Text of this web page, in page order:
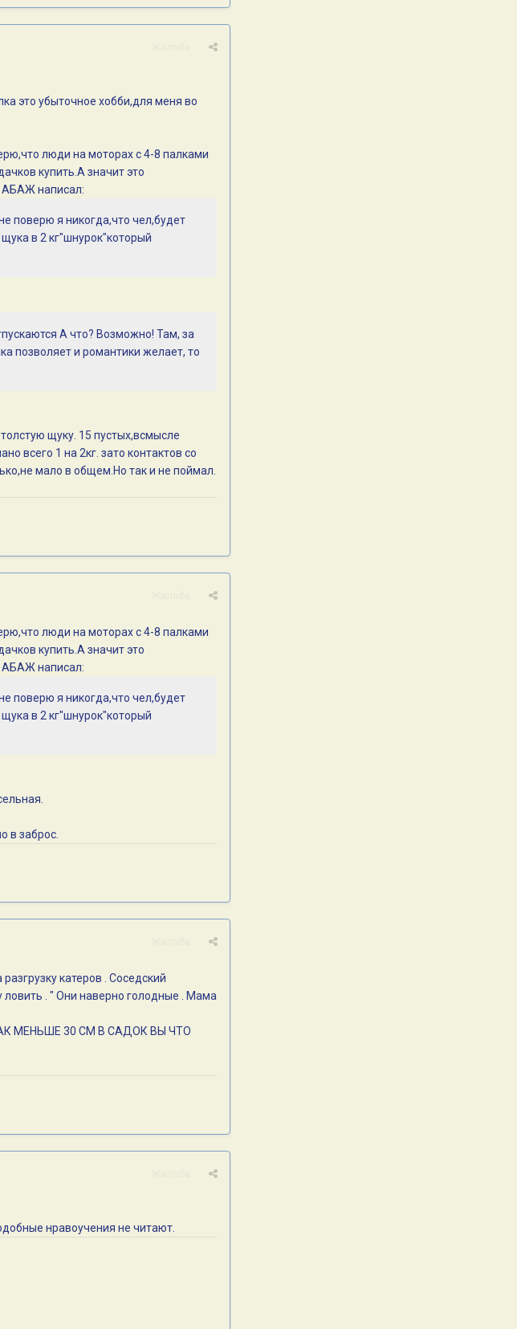
это убыточное хобби,для меня во
люди на моторах с 4-8 палками
купить.А значит это
АБАЖ написал:
поверю я никогда,что чел,будет
в 2 кг"шнурок"который
А что? Возможно! Там, за
позволяет и романтики желает, то
щуку. 15 пустых,всмысле
всего 1 на 2кг. зато контактов со
мало в общем.Но так и не поймал.
люди на моторах с 4-8 палками
купить.А значит это
АБАЖ написал:
поверю я никогда,что чел,будет
в 2 кг"шнурок"который
в заброс.
катеров . Соседский
ловить . " Они наверно голодные . Мама
МЕНЬШЕ 30 СМ В САДОК ВЫ ЧТО
нравоучения не читают.